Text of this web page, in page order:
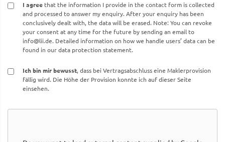
I agree that the information I provide in the contact form is collected
and processed to answer my enquiry. After your enquiry has been
conclusively dealt with, the data will be erased. Note: You can revoke
your consent at any time for the future by sending an email to
info@lii.de. Detailed information on how we handle users’ data can be
found in our data protection statement.
Ich bin mir bewusst, dass bei Vertragsabschluss eine Maklerprovision
fällig wird. Die Höhe der Provision konnte ich auf dieser Seite
einsehen.